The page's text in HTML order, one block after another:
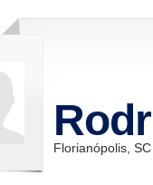
Florianópolis, SC